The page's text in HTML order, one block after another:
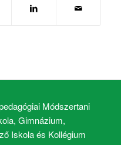
Módszertani
Gimnázium,
Iskola és Kollégium